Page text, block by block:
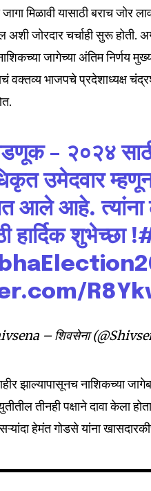
of
and be part
Don't worry, we respect
information is safe with us.
मिळावी यासाठी बराच जोर
जोरदार चर्चाही सुरू होती.
जागेच्या अंतिम निर्णय
वक्तव्य भाजपचे प्रदेशाध्यक्ष
– २०२४
उमेदवार
आले आहे.
हार्दिक शुभेच्छा !
– शिवसेना
झाल्यापासूनच नाशिकच्या
तीनही पक्षाने दावा केला
हेमंत गोडसे यांना